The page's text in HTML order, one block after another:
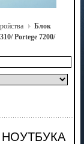
Блок
Portege 7200/
НОУТБУКА